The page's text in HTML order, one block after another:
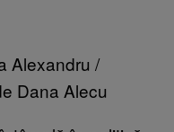
Alexandru /
Dana Alecu